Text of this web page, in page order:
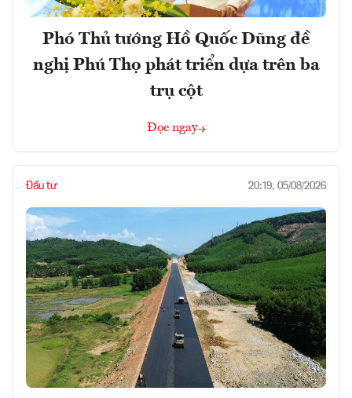
Phó Thủ tướng Hồ Quốc Dũng đề
nghị Phú Thọ phát triển dựa trên ba
trụ cột
Đọc ngay
Đầu tư 20:19, 05/08/2026